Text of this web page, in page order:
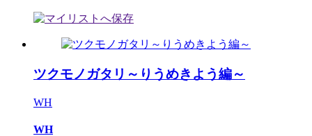
ツクモノガタリ～りうめきよう編～
WH
WH